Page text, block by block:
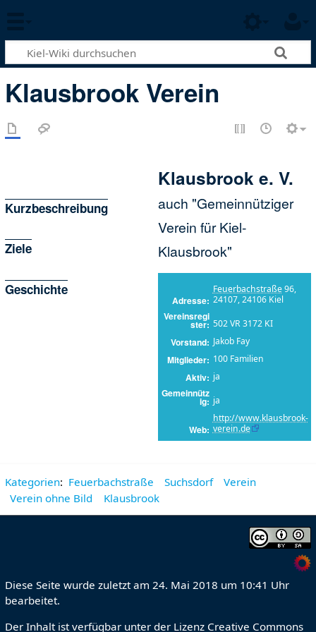
Klausbrook Verein
Klausbrook e. V.
auch "Gemeinnütziger
Verein für Kiel-
Klausbrook"
Adresse
Feuerbachstraße96,
24107, 24106 Kiel
Vereinsregi
ster 502 VR 3172 KI
Vorstand Jakob Fay
Mitglieder 100 Familien
Aktiv ja
Gemeinnütz
ig ja
Web
http://www.klausbrook-
verein.de
Kurzbeschreibung
Ziele
Geschichte
Kategorien: Feuerbachstraße Suchsdorf
Verein
Verein ohne Bild
Klausbrook
Diese Seite wurde zuletzt am 24. Mai 2018 um 10:41 Uhr
bearbeitet.
Der Inhalt ist verfügbar unter der Lizenz Creative Commons